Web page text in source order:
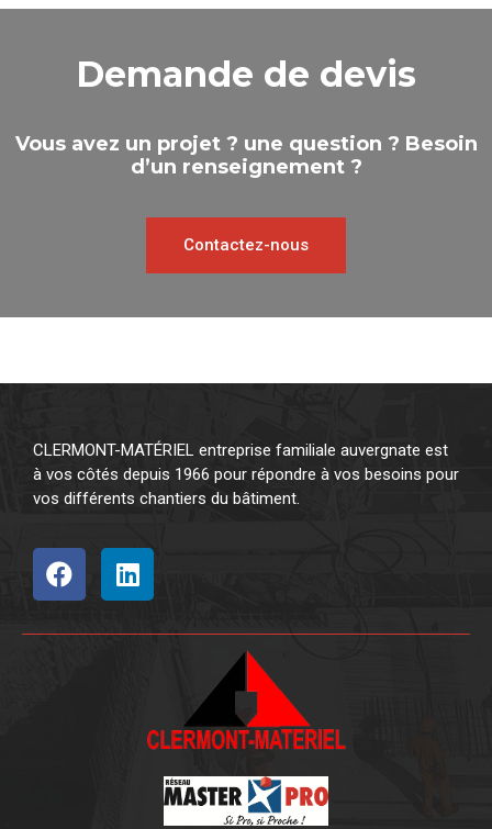
Demande de devis
Vous avez un projet ? une question ? Besoin
d’un renseignement ?
Contactez-nous
CLERMONT-MATÉRIEL entreprise familiale auvergnate est
à vos côtés depuis 1966 pour répondre à vos besoins pour
vos différents chantiers du bâtiment.